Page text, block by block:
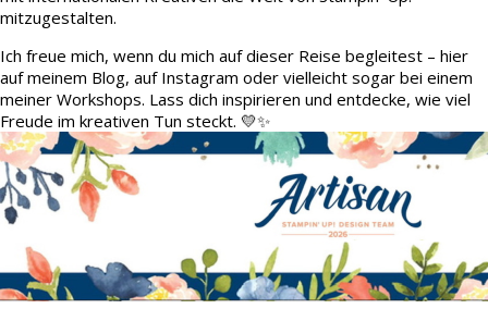
mitzugestalten.
Ich freue mich, wenn du mich auf dieser Reise begleitest – hier
auf meinem Blog, auf Instagram oder vielleicht sogar bei einem
meiner Workshops. Lass dich inspirieren und entdecke, wie viel
Freude im kreativen Tun steckt. 💛✨